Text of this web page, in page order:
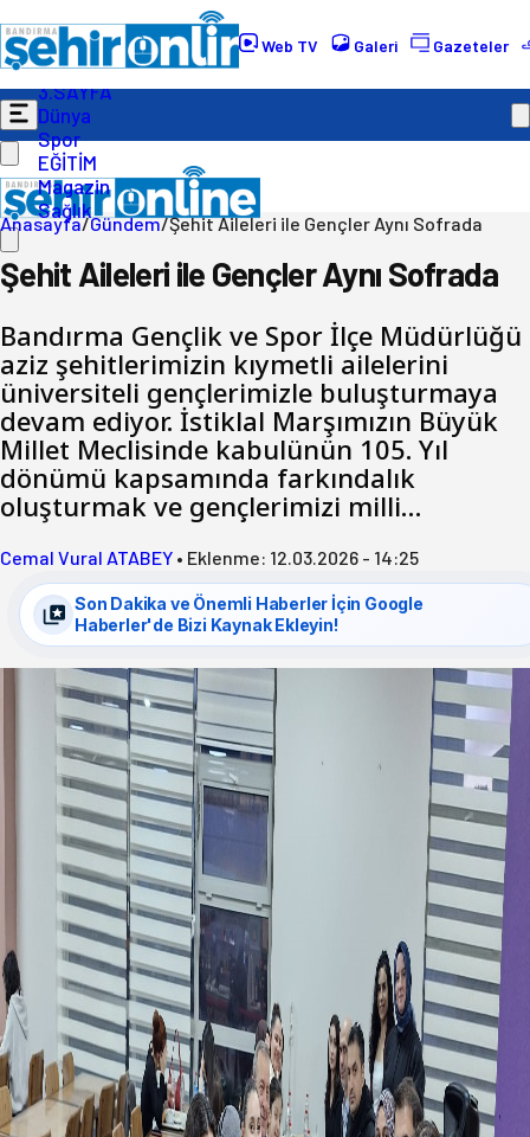
Web TV Galeri Gazeteler
Gündem
Ekonomi
Politika
3.SAYFA
Dünya
Spor
EĞİTİM
Magazin
Sağlık
Anasayfa/Gündem/Şehit Aileleri ile Gençler Aynı Sofrada
Şehit Aileleri ile Gençler Aynı Sofrada
Bandırma Gençlik ve Spor İlçe Müdürlüğü
aziz şehitlerimizin kıymetli ailelerini
üniversiteli gençlerimizle buluşturmaya
devam ediyor. İstiklal Marşımızın Büyük
Millet Meclisinde kabulünün 105. Yıl
dönümü kapsamında farkındalık
oluşturmak ve gençlerimizi milli…
Cemal Vural ATABEY • Eklenme: 12.03.2026 - 14:25
Son Dakika ve Önemli Haberler İçin Google
Haberler'de Bizi Kaynak Ekleyin!